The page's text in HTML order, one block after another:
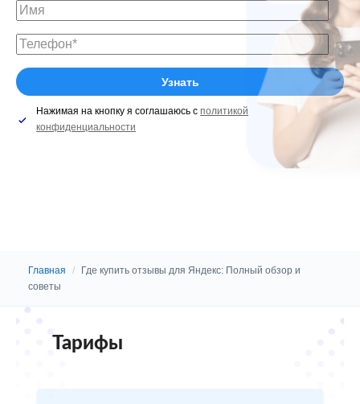
Нажимая на кнопку я соглашаюсь с политикой
конфиденциальности
Главная /
Где купить отзывы для Яндекс: Полный обзор и
советы
Тарифы